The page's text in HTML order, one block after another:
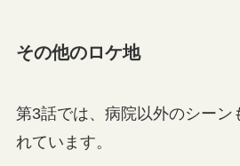
その他のロケ地
第3話では、病院以外のシーン
れています。